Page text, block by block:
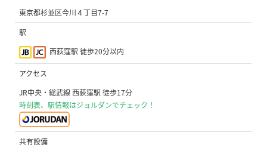
東京都杉並区今川４丁目7-7
駅
西荻窪駅 徒歩20分以内
アクセス
JR中央・総武線 西荻窪駅 徒歩17分
時刻表、駅情報はジョルダンでチェック！
共有設備